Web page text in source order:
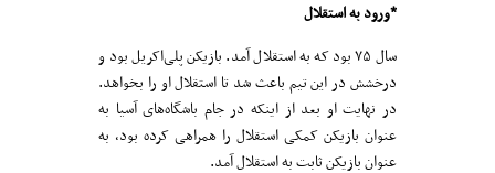
*ورود به استقلال
سال ۷۵ بود که به استقلال آمد. بازیکن پلی‌اکریل بود و
درخشش در این تیم باعث شد تا استقلال او را بخواهد.
در نهایت او بعد از اینکه در جام باشگاه‌های آسیا به
عنوان بازیکن کمکی استقلال را همراهی کرده بود، به
عنوان بازیکن ثابت به استقلال آمد.